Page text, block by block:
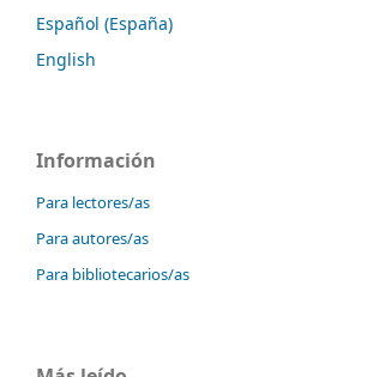
Español (España)
English
Información
Para lectores/as
Para autores/as
Para bibliotecarios/as